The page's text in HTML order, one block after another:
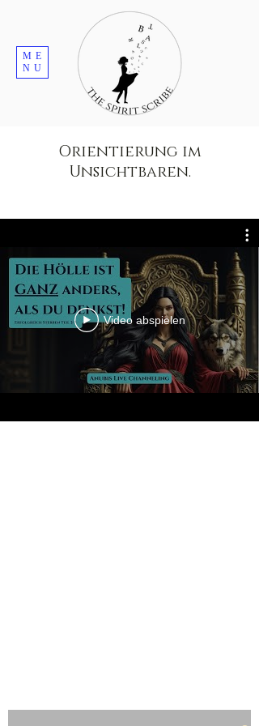
ME
NU
Orientierung im
Unsichtbaren.
Video abspielen